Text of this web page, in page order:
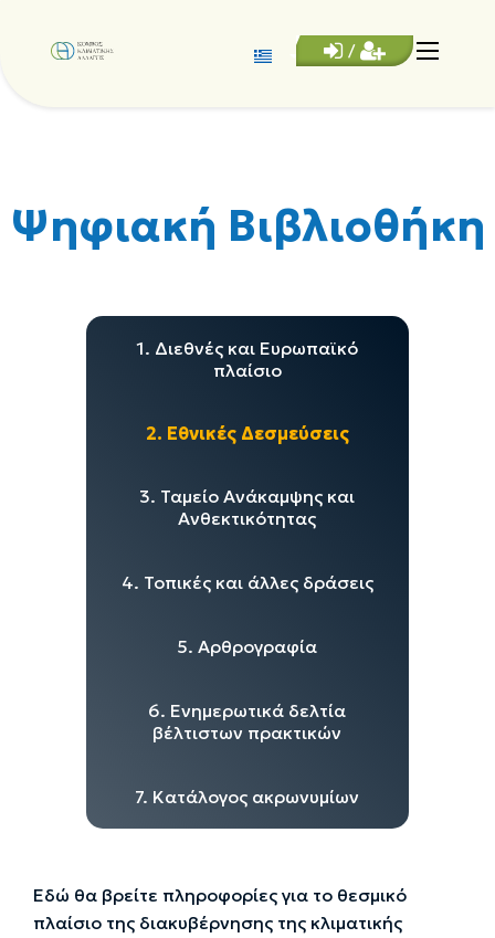
/
Ψηφιακή Βιβλιοθήκη
1. Διεθνές και Ευρωπαϊκό
πλαίσιο
2. Εθνικές Δεσμεύσεις
3. Ταμείο Ανάκαμψης και
Ανθεκτικότητας
4. Τοπικές και άλλες δράσεις
5. Αρθρογραφία
6. Ενημερωτικά δελτία
βέλτιστων πρακτικών
7. Κατάλογος ακρωνυμίων
Εδώ θα βρείτε πληροφορίες για το θεσμικό
πλαίσιο της διακυβέρνησης της κλιματικής